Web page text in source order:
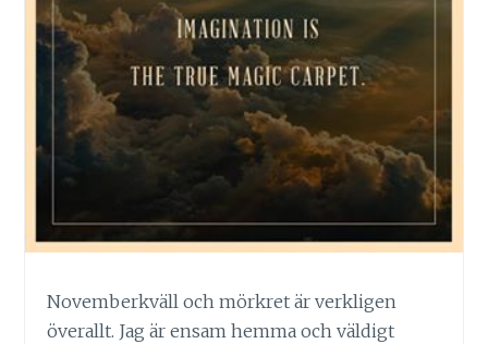
Novemberkväll och mörkret är verkligen
överallt. Jag är ensam hemma och väldigt